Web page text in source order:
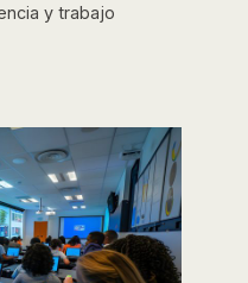
y trabajo